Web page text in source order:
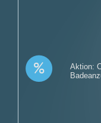
Aktion: